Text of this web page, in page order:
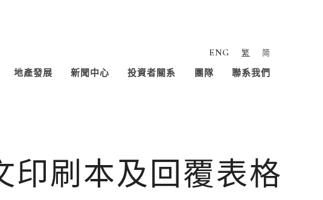
ENG 繁 简
地產發展 新聞中心 投資者關系 團隊 聯系我們
印刷本及回覆表格